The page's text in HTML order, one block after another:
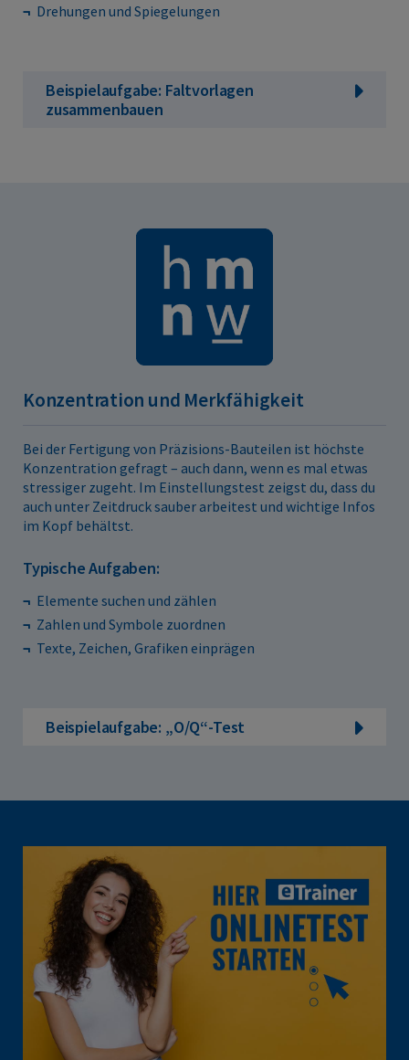
Drehungen und Spiegelungen
Beispielaufgabe: Faltvorlagen
zusammenbauen
Konzentration und Merkfähigkeit
Bei der Fertigung von Präzisions-Bauteilen ist höchste
Konzentration gefragt – auch dann, wenn es mal etwas
stressiger zugeht. Im Einstellungstest zeigst du, dass du
auch unter Zeitdruck sauber arbeitest und wichtige Infos
im Kopf behältst.
Typische Aufgaben:
Elemente suchen und zählen
Zahlen und Symbole zuordnen
Texte, Zeichen, Grafiken einprägen
Beispielaufgabe: „O/Q“-Test